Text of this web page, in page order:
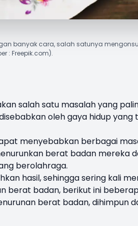
banyak cara, salah satunya
: Freepik.com).
salah satu masalah yang
oleh gaya hidup
menyebabkan berbagai
berat badan mereka
berolahraga.
hasil, sehingga sering kali
berat badan, berikut ini
berat badan, dihimpun